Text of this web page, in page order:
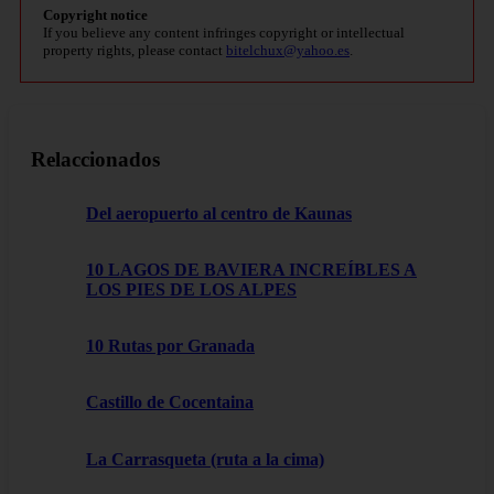
Copyright notice
If you believe any content infringes copyright or intellectual
property rights, please contact bitelchux@yahoo.es.
Relaccionados
Del aeropuerto al centro de Kaunas
10 LAGOS DE BAVIERA INCREÍBLES A
LOS PIES DE LOS ALPES
10 Rutas por Granada
Castillo de Cocentaina
La Carrasqueta (ruta a la cima)